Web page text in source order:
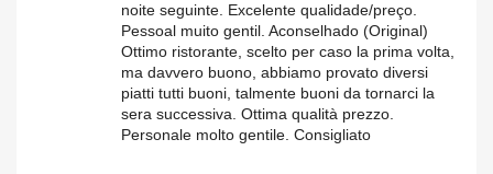
noite seguinte. Excelente qualidade/preço.
Pessoal muito gentil. Aconselhado (Original)
Ottimo ristorante, scelto per caso la prima volta,
ma davvero buono, abbiamo provato diversi
piatti tutti buoni, talmente buoni da tornarci la
sera successiva. Ottima qualità prezzo.
Personale molto gentile. Consigliato